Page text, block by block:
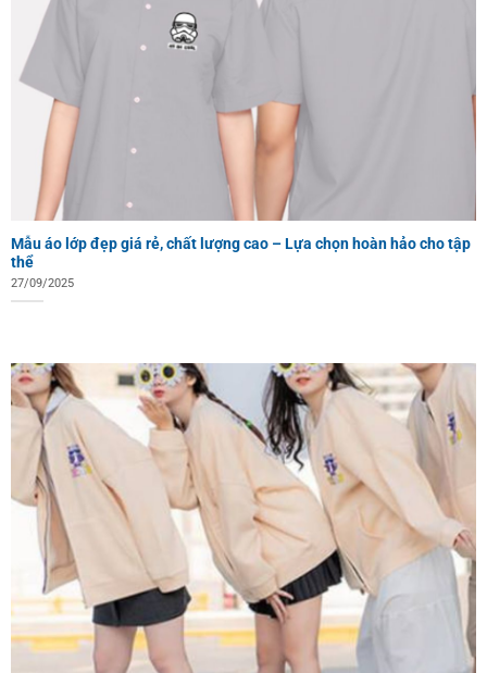
Mẫu áo lớp đẹp giá rẻ, chất lượng cao – Lựa chọn hoàn hảo cho tập
thể
27/09/2025